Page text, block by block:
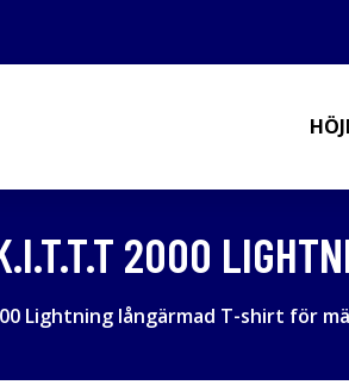
2000
Lightning långärmad T-shirt för